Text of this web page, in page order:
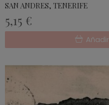
SAN ANDRES, TENERIFE
5,15 €